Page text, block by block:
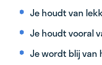
Je houdt van
Je houdt vooral
Je wordt blij van